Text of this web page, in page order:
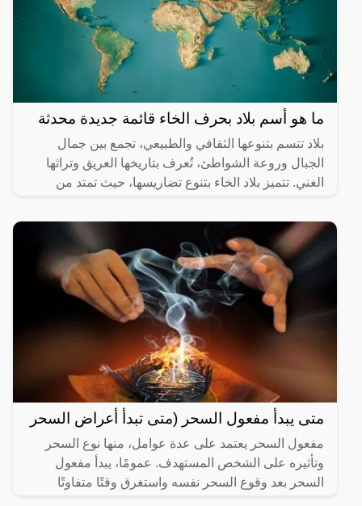
ما هو أسم بلاد بحرف الخاء قائمة جديدة محدثة
بلاد تتسم بتنوعها الثقافي والطبيعي، تجمع بين جمال
الجبال وروعة الشواطئ، تُعرف بتاريخها العريق وتراثها
الغني. تتميز بلاد الخاء بتنوع تضاريسها، حيث تمتد من
متى يبدأ مفعول السحر (متى تبدأ أعراض السحر
مفعول السحر يعتمد على عدة عوامل، منها نوع السحر
وتأثيره على الشخص المستهدف. عمومًا، يبدأ مفعول
السحر بعد وقوع السحر نفسه واستغرق وقتًا متفاوتًا